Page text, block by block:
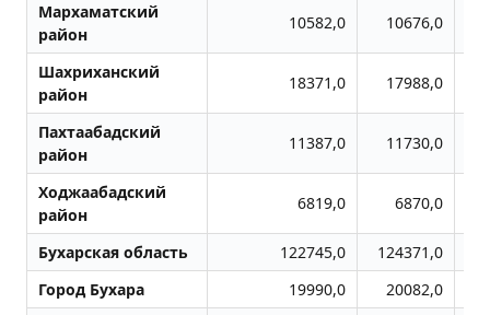
Мархаматский
район
10582,0 10676,0
Шахриханский
район
18371,0 17988,0
Пахтаабадский
район
11387,0 11730,0
Ходжаабадский
район
6819,0 6870,0
Бухарская область 122745,0 124371,0
Город Бухара
19990,0 20082,0